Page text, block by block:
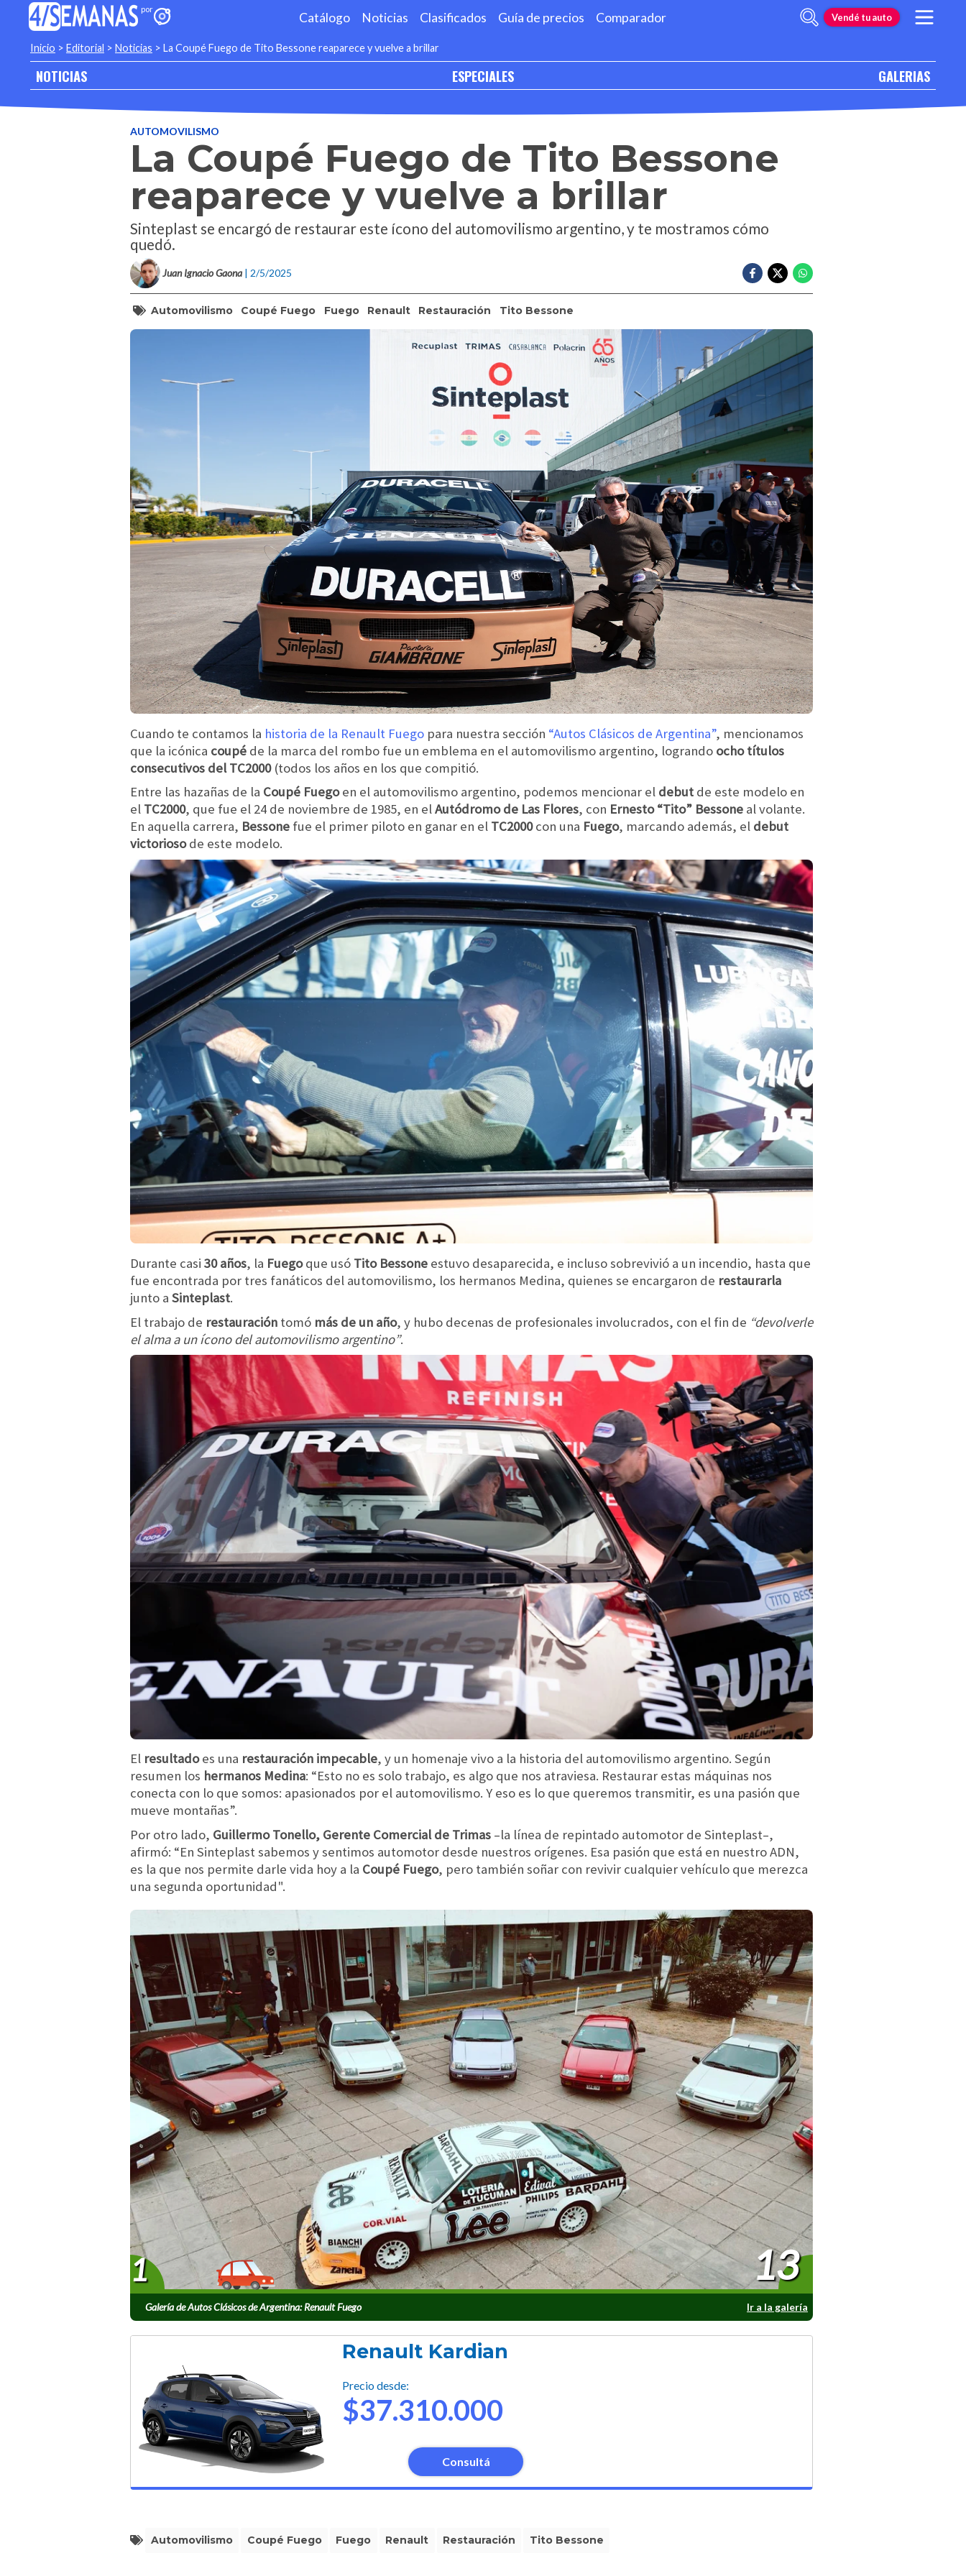
Catálogo Noticias Clasificados Guía de precios Comparador Vendé tu auto
Inicio > Editorial > Noticias > La Coupé Fuego de Tito Bessone reaparece y vuelve a brillar
NOTICIAS ESPECIALES GALERIAS
AUTOMOVILISMO
La Coupé Fuego de Tito Bessone
reaparece y vuelve a brillar
Sinteplast se encargó de restaurar este ícono del automovilismo argentino, y te mostramos cómo
quedó.
Juan Ignacio Gaona | 2/5/2025
Automovilismo Coupé Fuego Fuego Renault Restauración Tito Bessone
Cuando te contamos la historia de la Renault Fuego para nuestra sección “Autos Clásicos de Argentina”, mencionamos
que la icónica coupé de la marca del rombo fue un emblema en el automovilismo argentino, logrando ocho títulos
consecutivos del TC2000 (todos los años en los que compitió.
Entre las hazañas de la Coupé Fuegoen el automovilismo argentino, podemos mencionar el debut de este modelo en
el TC2000, que fue el 24 de noviembre de 1985, en elAutódromo de Las Flores, con Ernesto “Tito” Bessone al volante.
En aquella carrera, Bessone fue el primer piloto en ganar en el TC2000con una Fuego, marcando además, el debut
victoriosode este modelo.
Durante casi 30 años, la Fuegoque usó Tito Bessone estuvo desaparecida, e incluso sobrevivió a un incendio, hasta que
fue encontrada por tres fanáticos del automovilismo, los hermanos Medina, quienes se encargaron de restaurarla
junto a Sinteplast.
El trabajo de restauración tomó más de un año, y hubo decenas de profesionales involucrados, con el fin de “devolverle
el alma a un ícono del automovilismo argentino”.
El resultadoes una restauración impecable, y un homenaje vivo a la historia del automovilismo argentino. Según
resumen los hermanos Medina: “Esto no es solo trabajo, es algo que nos atraviesa. Restaurar estas máquinas nos
conecta con lo que somos: apasionados por el automovilismo. Y eso es lo que queremos transmitir, es una pasión que
mueve montañas”.
Por otro lado, Guillermo Tonello, Gerente Comercial de Trimas –la línea de repintado automotor de Sinteplast–,
afirmó: “En Sinteplast sabemos y sentimos automotor desde nuestros orígenes. Esa pasión que está en nuestro ADN,
es la que nos permite darle vida hoy a la Coupé Fuego, pero también soñar con revivir cualquier vehículo que merezca
una segunda oportunidad".
Galería de Autos Clásicos de Argentina: Renault Fuego Ir a la galería
1 13
Renault Kardian
Precio desde:
$37.310.000
Consultá
Automovilismo Coupé Fuego Fuego Renault Restauración Tito Bessone